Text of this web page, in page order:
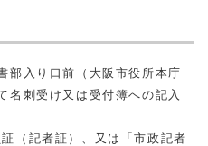
部入り口前（大阪市役所本庁
名刺受け又は受付簿への記入
（記者証）、又は「市政記者